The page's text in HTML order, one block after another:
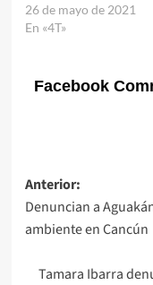
26 de mayo de 2021
En «4T»
Facebook
Navegación
de
entradas
Anterior:
Denuncian a
ambiente en Cancún
Tamara Ibarra